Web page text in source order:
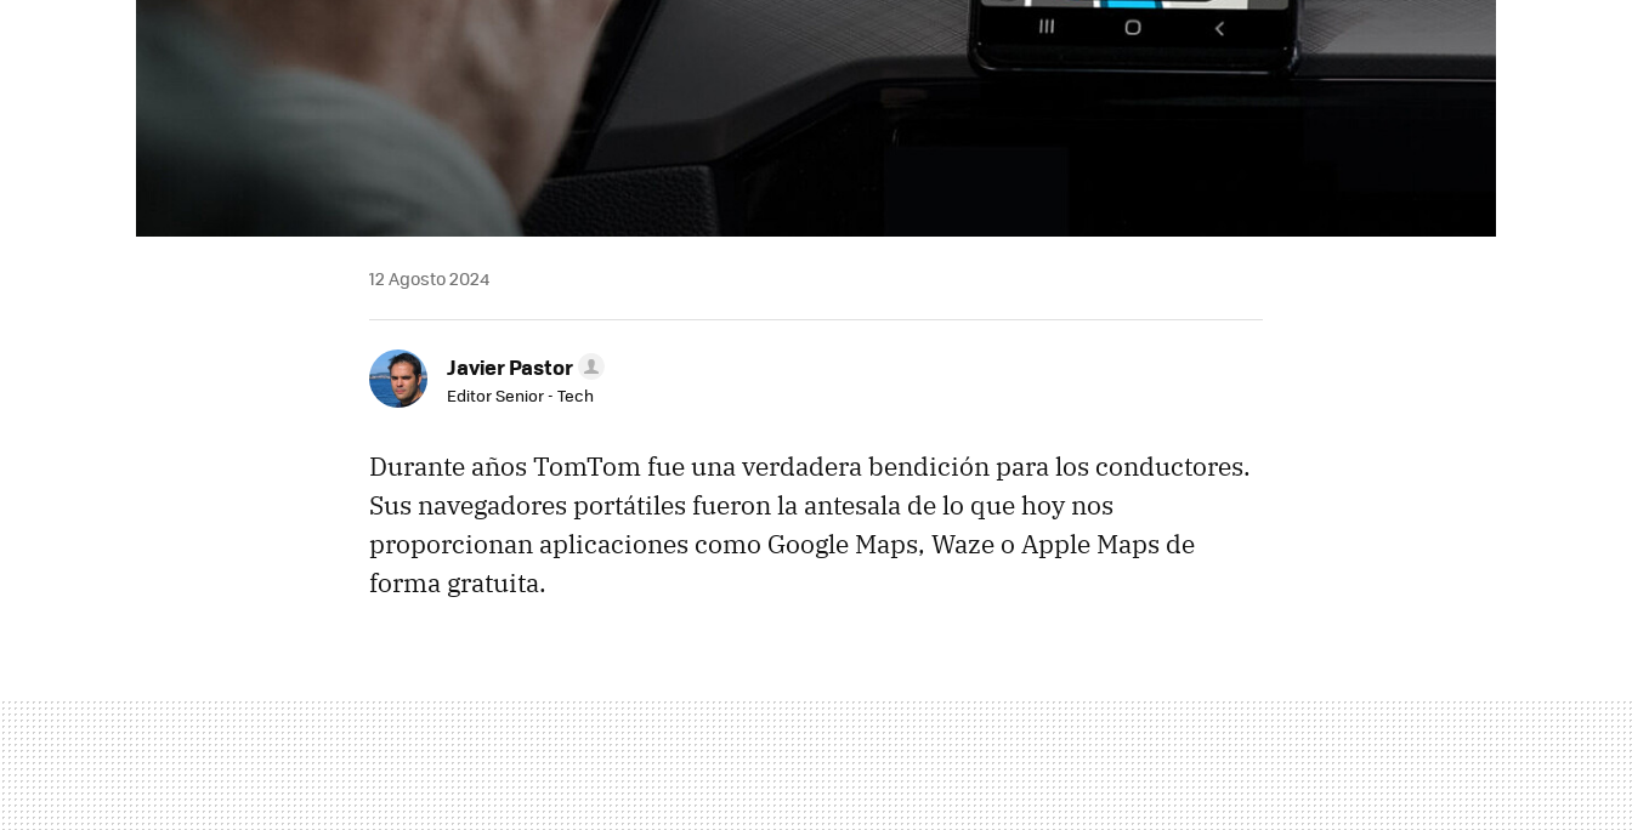
12 Agosto 2024
Javier Pastor
Editor Senior - Tech
Durante años TomTom fue una verdadera bendición para los conductores.
Sus navegadores portátiles fueron la antesala de lo que hoy nos
proporcionan aplicaciones como Google Maps, Waze o Apple Maps de
forma gratuita.